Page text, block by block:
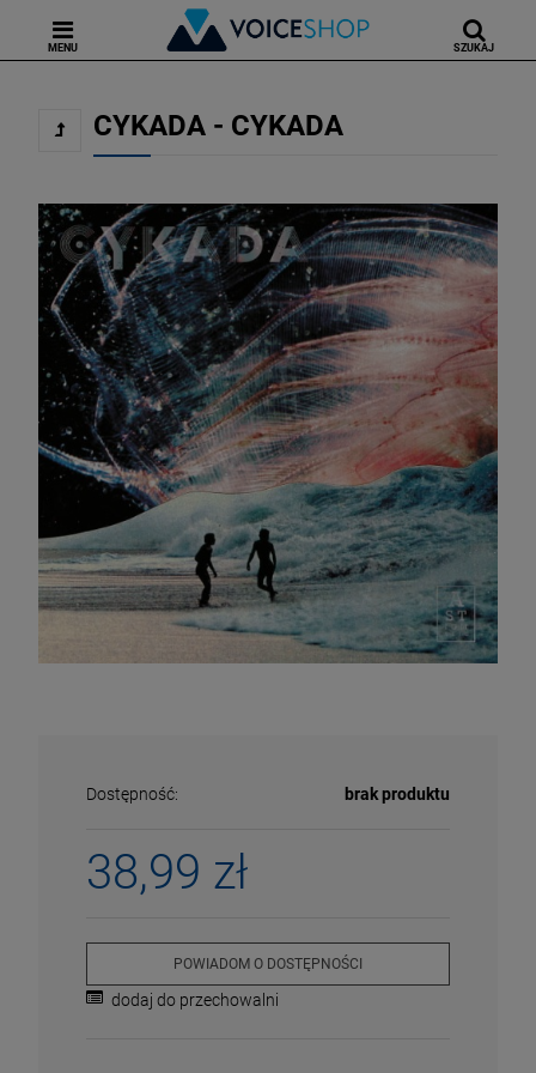
MENU SZUKAJ
-15%
CYKADA - CYKADA
Dostępność: brak produktu
38,99 zł
POWIADOM O DOSTĘPNOŚCI
dodaj do przechowalni